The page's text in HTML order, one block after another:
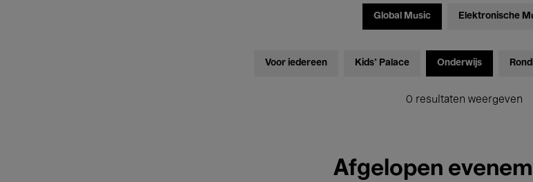
Global Music Elektronische
Voor iedereen Kids’ Palace Onderwijs
0 resultaten weergeven
Afgelopen